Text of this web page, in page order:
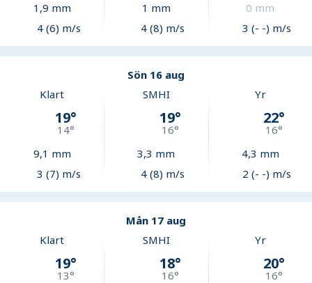
1,9 mm
4 (6) m/s
1 mm
4 (8) m/s
0 mm
3 (- -) m/s
Sön 16 aug
Klart
19°
14°
9,1 mm
3 (7) m/s
SMHI
19°
16°
3,3 mm
4 (8) m/s
Yr
22°
16°
4,3 mm
2 (- -) m/s
Mån 17 aug
Klart
19°
13°
SMHI
18°
16°
Yr
20°
16°